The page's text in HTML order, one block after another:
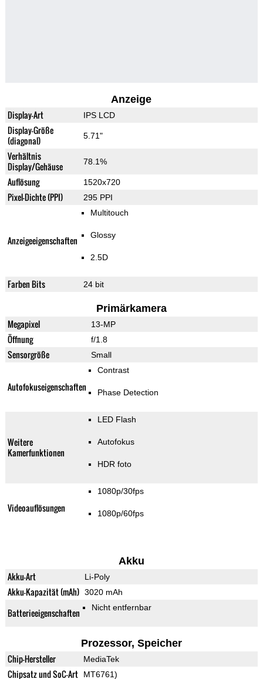
Anzeige
Display-Art IPS LCD
Display-Größe
(diagonal)
5.71"
Verhältnis
Display/Gehäuse
78.1%
Auflösung 1520x720
Pixel-Dichte (PPI) 295 PPI
Anzeigeeigenschaften
Multitouch
Glossy
2.5D
Farben Bits 24 bit
Primärkamera
Megapixel 13-MP
Öffnung f/1.8
Sensorgröße Small
Autofokuseigenschaften
Contrast
Phase Detection
Weitere
Kamerfunktionen
LED Flash
Autofokus
HDR foto
Videoauflösungen
1080p/30fps
1080p/60fps
Akku
Akku-Art Li-Poly
Akku-Kapazität (mAh) 3020 mAh
Batterieeigenschaften Nicht entfernbar
Prozessor, Speicher
Chip-Hersteller MediaTek
Chipsatz und SoC-Art MT6761)